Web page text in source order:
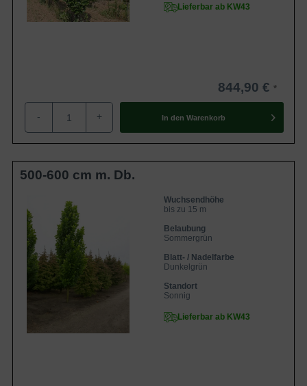
Lieferbar ab KW43
844,90 €
- + In den Warenkorb
500-600 cm m. Db.
Wuchsendhöhe
bis zu 15 m
Belaubung
Sommergrün
Blatt- / Nadelfarbe
Dunkelgrün
Standort
Sonnig
Lieferbar ab KW43